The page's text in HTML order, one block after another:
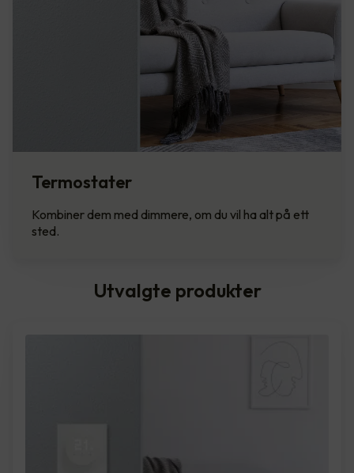
Termostater
Kombiner dem med dimmere, om du vil ha alt på ett
sted.
Utvalgte produkter